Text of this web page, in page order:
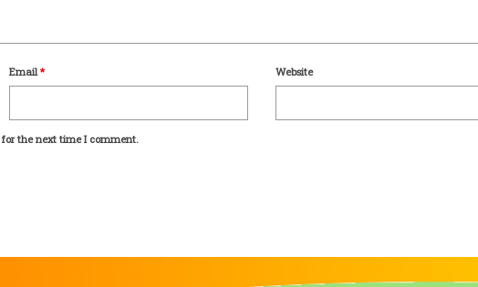
Email * Website
the next time I comment.